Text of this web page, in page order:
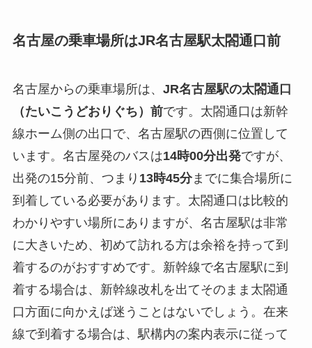
名古屋の乗車場所はJR名古屋駅太閤通口前
名古屋からの乗車場所は、 JR名古屋駅の太閤通口
（たいこうどおりぐち）前です。太閤通口は新幹
線ホーム側の出口で、名古屋駅の西側に位置して
います。名古屋発のバスは14時00分出発ですが、
出発の15分前、つまり 13時45分までに集合場所に
到着している必要があります。太閤通口は比較的
わかりやすい場所にありますが、名古屋駅は非常
に大きいため、初めて訪れる方は余裕を持って到
着するのがおすすめです。新幹線で名古屋駅に到
着する場合は、新幹線改札を出てそのまま太閤通
口方面に向かえば迷うことはないでしょう。在来
線で到着する場合は、駅構内の案内表示に従って